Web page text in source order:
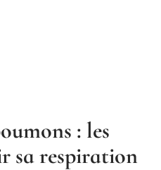
: les
sa respiration